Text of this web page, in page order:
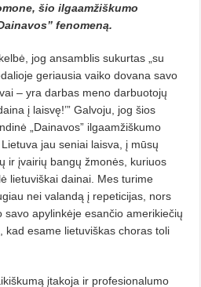
šio ilgaam­žiškumo
fenomeną.
jog ansamblis sukurtas „su
geriausia vaiko dovana savo
– yra darbas meno darbuotojų
į laisvę!’” Galvoju, jog šios
„Dai­navos” ilgaamžiškumo
jau seniai laisva, į mūsų
ir įvairių bangų žmo­nės, kuriuos
lietuviškai dainai. Mes turime
nei valandą į repeticijas, nors
apylinkėje esančio amerikiečių
kad esame lietuviškas choras toli
įtakoja ir profesionalumo